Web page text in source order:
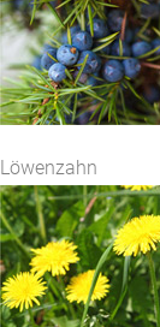
Löwenzahn